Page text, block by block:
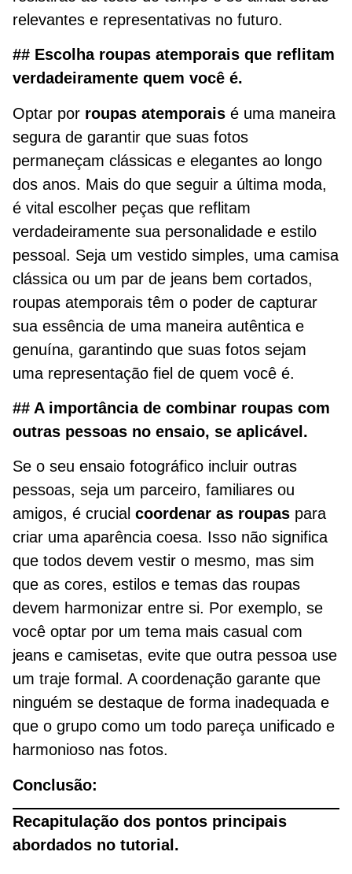
relevantes e representativas no futuro.
## Escolha roupas atemporais que reflitam
verdadeiramente quem você é.
Optar por roupas atemporais é uma maneira
segura de garantir que suas fotos
permaneçam clássicas e elegantes ao longo
dos anos. Mais do que seguir a última moda,
é vital escolher peças que reflitam
verdadeiramente sua personalidade e estilo
pessoal. Seja um vestido simples, uma camisa
clássica ou um par de jeans bem cortados,
roupas atemporais têm o poder de capturar
sua essência de uma maneira autêntica e
genuína, garantindo que suas fotos sejam
uma representação fiel de quem você é.
## A importância de combinar roupas com
outras pessoas no ensaio, se aplicável.
Se o seu ensaio fotográfico incluir outras
pessoas, seja um parceiro, familiares ou
amigos, é crucial coordenar as roupas para
criar uma aparência coesa. Isso não significa
que todos devem vestir o mesmo, mas sim
que as cores, estilos e temas das roupas
devem harmonizar entre si. Por exemplo, se
você optar por um tema mais casual com
jeans e camisetas, evite que outra pessoa use
um traje formal. A coordenação garante que
ninguém se destaque de forma inadequada e
que o grupo como um todo pareça unificado e
harmonioso nas fotos.
Conclusão:
Recapitulação dos pontos principais
abordados no tutorial.